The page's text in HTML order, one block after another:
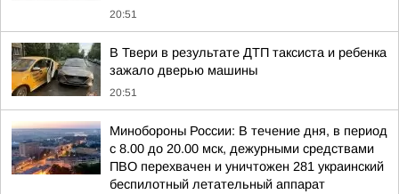
20:51
В Твери в результате ДТП таксиста и ребенка
зажало дверью машины
20:51
Минобороны России: В течение дня, в период
с 8.00 до 20.00 мск, дежурными средствами
ПВО перехвачен и уничтожен 281 украинский
беспилотный летательный аппарат